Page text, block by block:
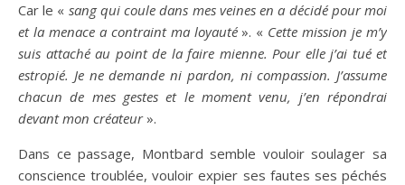
Car le « sang qui coule dans mes veines en a décidé pour moi
et la menace a contraint ma loyauté ». « Cette mission je m’y
suis attaché au point de la faire mienne. Pour elle j’ai tué et
estropié. Je ne demande ni pardon, ni compassion. J’assume
chacun de mes gestes et le moment venu, j’en répondrai
devant mon créateur».
Dans ce passage, Montbard semble vouloir soulager sa
conscience troublée, vouloir expier ses fautes ses péchés